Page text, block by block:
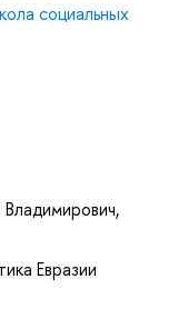
социальных
,
Евразии